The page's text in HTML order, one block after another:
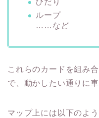
ひだり
ループ
……など
これらのカードを組み
で、動かしたい通りに
マップ上には以下のよ